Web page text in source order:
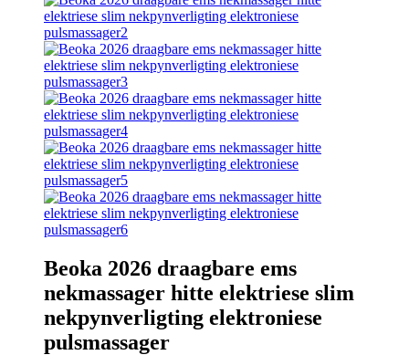
Beoka 2026 draagbare ems
nekmassager hitte elektriese slim
nekpynverligting elektroniese
pulsmassager